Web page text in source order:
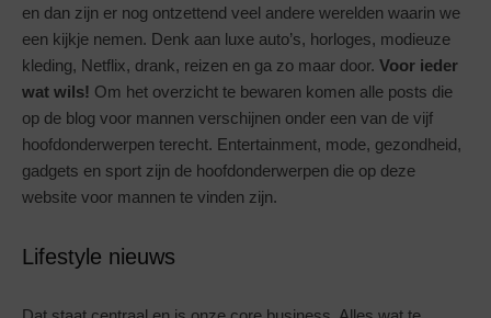
en dan zijn er nog ontzettend veel andere werelden waarin we
een kijkje nemen. Denk aan luxe auto’s, horloges, modieuze
kleding, Netflix, drank, reizen en ga zo maar door. Voor ieder
wat wils! Om het overzicht te bewaren komen alle posts die
op de blog voor mannen verschijnen onder een van de vijf
hoofdonderwerpen terecht. Entertainment, mode, gezondheid,
gadgets en sport zijn de hoofdonderwerpen die op deze
website voor mannen te vinden zijn.
Lifestyle nieuws